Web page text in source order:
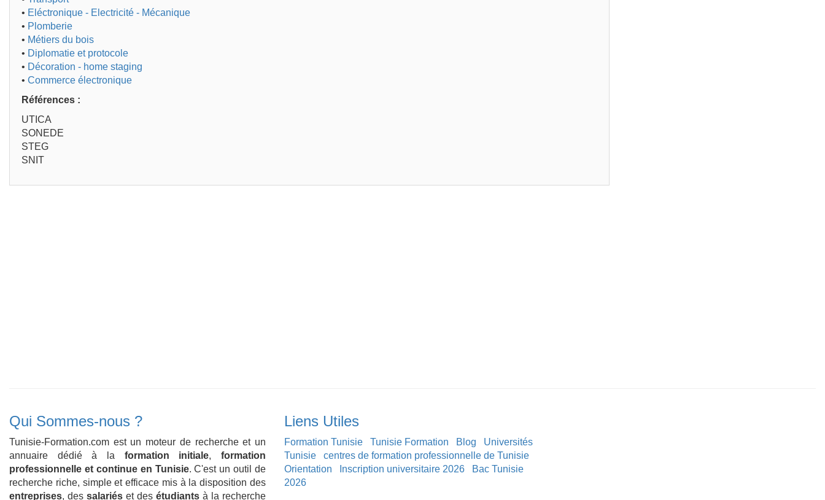
• Eléctronique - Electricité - Mécanique
• Plomberie
• Métiers du bois
• Diplomatie et protocole
• Décoration - home staging
• Commerce électronique
Références :
UTICA
SONEDE
STEG
SNIT
Qui Sommes-nous ?
Tunisie-Formation.com est un moteur de recherche et un
annuaire dédié à la formation initiale,formation
professionnelle et continue en Tunisie. C'est un outil de
recherche riche, simple et efficace mis à la disposition des
entreprises, des salariés et des étudiants à la recherche
Liens Utiles
Formation Tunisie Tunisie Formation Blog
Universités
Tunisie
centres de formation professionnelle de Tunisie
Orientation
Inscription universitaire 2026
Bac Tunisie
2026